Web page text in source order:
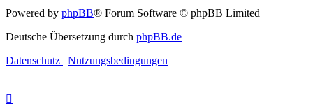
Powered by phpBB® Forum Software © phpBB Limited
Deutsche Übersetzung durch phpBB.de
Datenschutz | Nutzungsbedingungen